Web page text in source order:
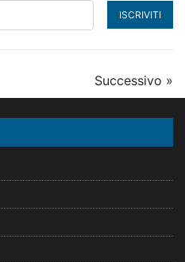
ISCRIVITI
Successivo »